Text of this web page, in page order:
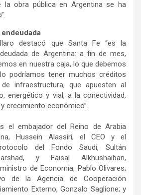
la obra pública en Argentina se ha
destacó que Santa Fe “es la
de Argentina: a fin de mes,
en nuestra caja, lo que debemos
podríamos tener muchos créditos
infraestructura, que apuesten al
energético y vial, a la conectividad,
crecimiento económico”.
el embajador del Reino de Arabia
Hussein Alassiri; el CEO y el
del Fondo Saudí, Sultán
y Faisal Alkhushaiban,
de Economía, Pablo Olivares;
de la Agencia de Cooperación
Externo, Gonzalo Saglione; y